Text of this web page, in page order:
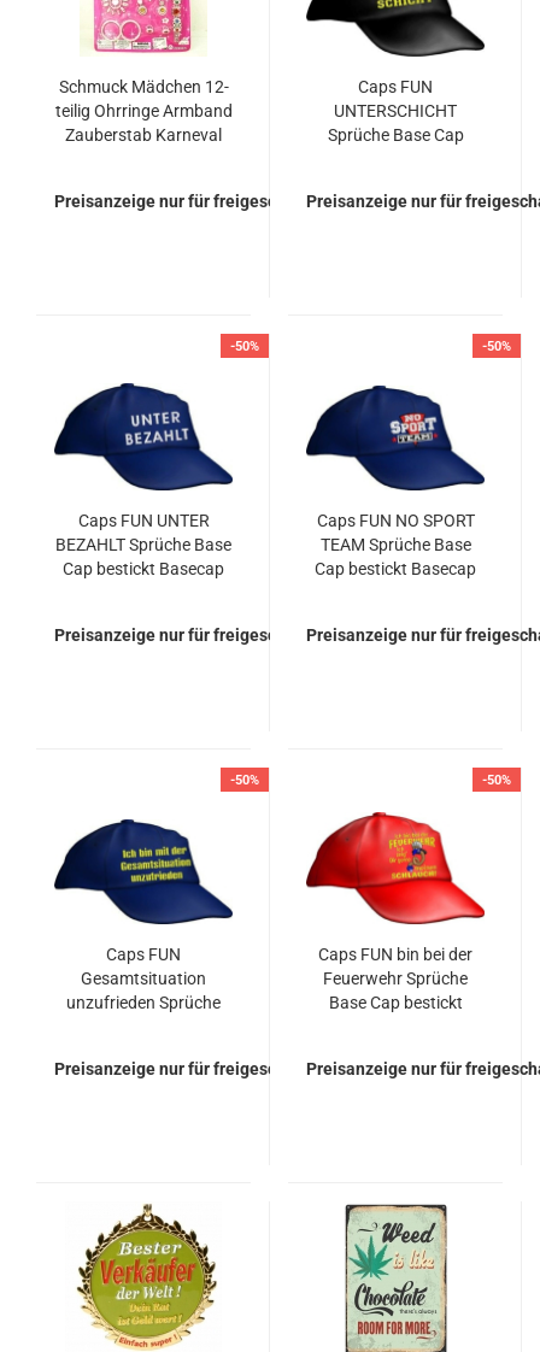
Schmuck Mädchen 12-
teilig Ohrringe Armband
Zauberstab Karneval
Preisanzeige nur für freigeschaltete Kunden
Caps FUN
UNTERSCHICHT
Sprüche Base Cap
Preisanzeige nur für
-50%
Caps FUN UNTER
BEZAHLT Sprüche Base
Cap bestickt Basecap
Preisanzeige nur für freigeschaltete Kunden
-50%
Caps FUN NO SPORT
TEAM Sprüche Base
Cap bestickt Basecap
Preisanzeige nur für
-50%
Caps FUN
Gesamtsituation
unzufrieden Sprüche
Preisanzeige nur für freigeschaltete Kunden
-50%
Caps FUN bin bei der
Feuerwehr Sprüche
Base Cap bestickt
Preisanzeige nur für